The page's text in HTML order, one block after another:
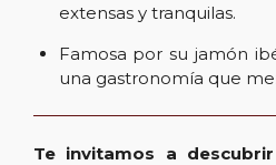
extensas y tranquilas.
Famosa por su jamón
una gastronomía que
Te invitamos a